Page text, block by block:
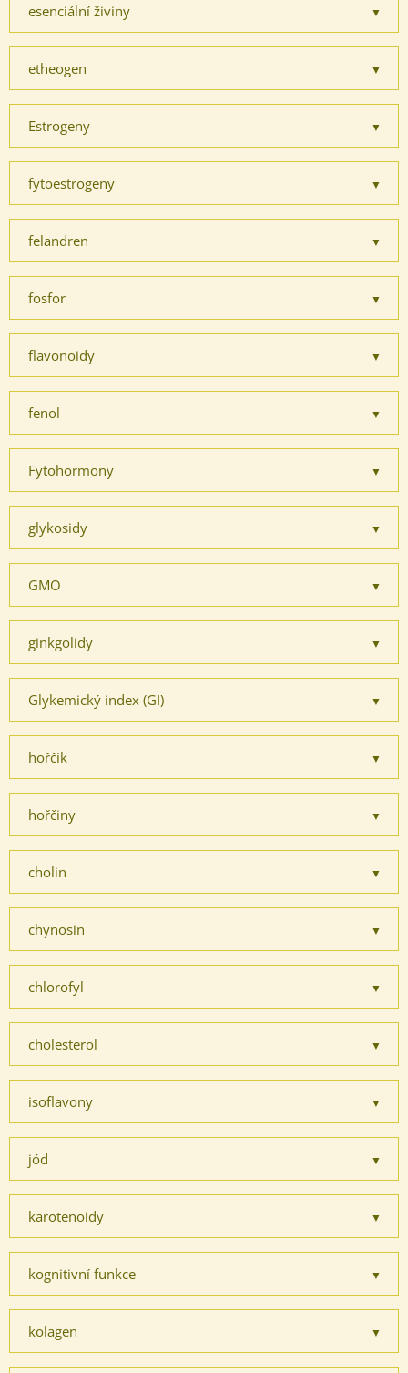
esenciální živiny
etheogen
Estrogeny
fytoestrogeny
felandren
fosfor
flavonoidy
fenol
Fytohormony
glykosidy
GMO
ginkgolidy
Glykemický index (GI)
hořčík
hořčiny
cholin
chynosin
chlorofyl
cholesterol
isoflavony
jód
karotenoidy
kognitivní funkce
kolagen